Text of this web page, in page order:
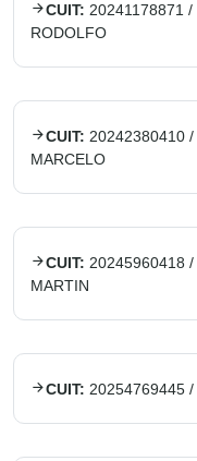
CUIT: 20241178871 /
RODOLFO
CUIT: 20242380410 /
MARCELO
CUIT: 20245960418 /
MARTIN
CUIT: 20254769445 /